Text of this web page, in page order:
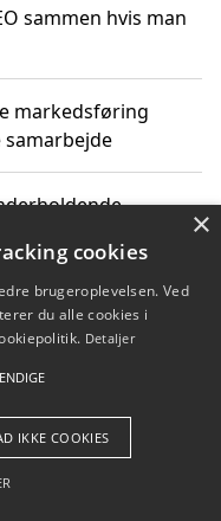
sammen hvis man
markedsføring
fremme
Aps
×
cookies
brugeroplevelsen. Ved
du alle cookies i
Detaljer
IKKE COOKIES